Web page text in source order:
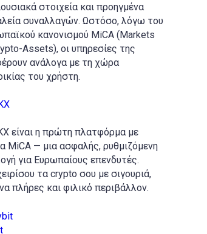
στοιχεία και προηγμένα
συναλλαγών. Ωστόσο, λόγω του
κανονισμού MiCA (Markets
Assets), οι υπηρεσίες της
ανάλογα με τη χώρα
του χρήστη.
είναι η πρώτη πλατφόρμα με
MiCA — μια ασφαλής, ρυθμιζόμενη
για Ευρωπαίους επενδυτές.
τα crypto σου με σιγουριά,
πλήρες και φιλικό περιβάλλον.